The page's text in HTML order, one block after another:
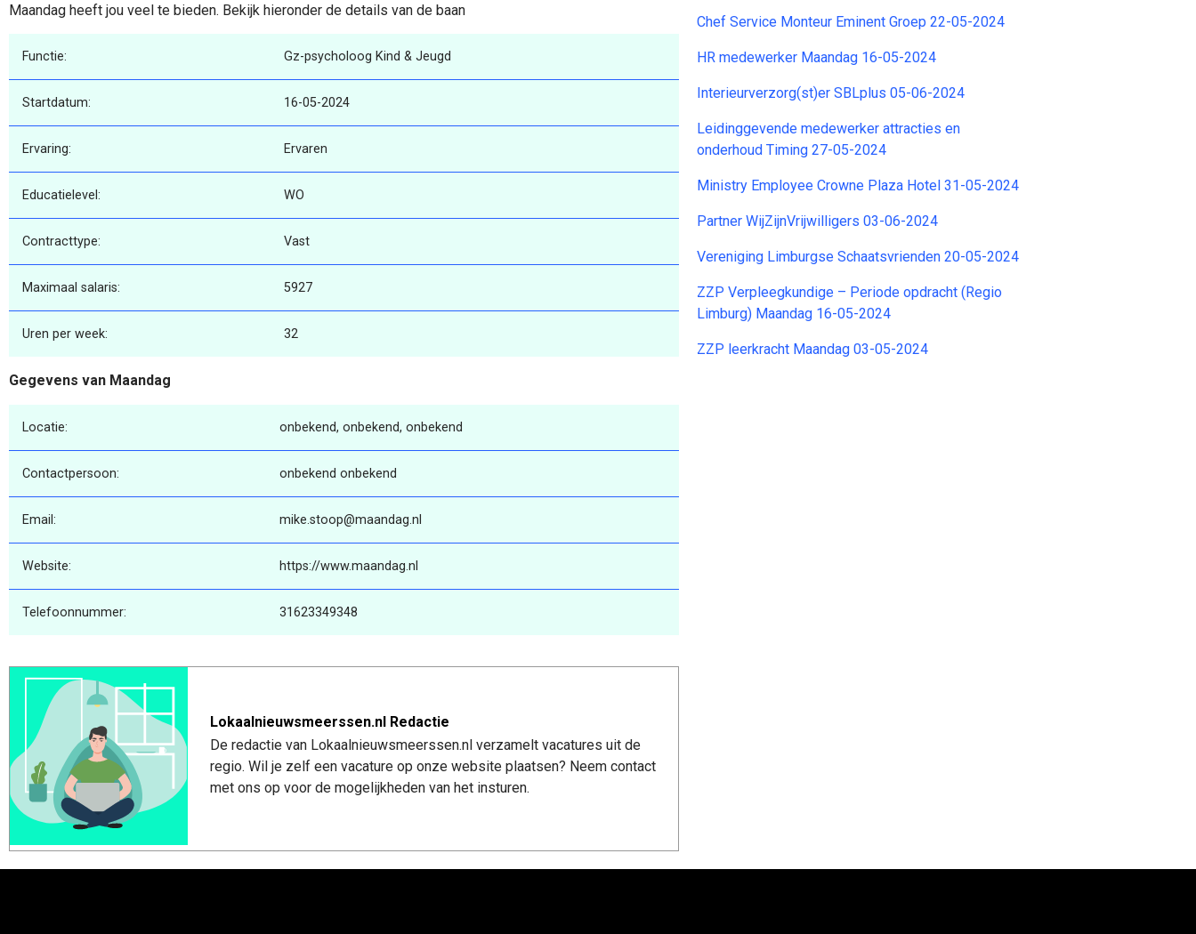
Maandag heeft jou veel te bieden. Bekijk hieronder de details van de baan
Functie: Gz-psycholoog Kind & Jeugd
Startdatum: 16-05-2024
Ervaring: Ervaren
Educatielevel: WO
Contracttype: Vast
Maximaal salaris: 5927
Uren per week: 32
Gegevens van Maandag
Locatie: onbekend, onbekend, onbekend
Contactpersoon: onbekend onbekend
Email: mike.stoop@maandag.nl
Website: https://www.maandag.nl
Telefoonnummer: 31623349348
Lokaalnieuwsmeerssen.nl Redactie
De redactie van Lokaalnieuwsmeerssen.nl verzamelt vacatures uit de
regio. Wil je zelf een vacature op onze website plaatsen? Neem contact
met ons op voor de mogelijkheden van het insturen.
Chef Service Monteur Eminent Groep 22-05-2024
HR medewerker Maandag 16-05-2024
Interieurverzorg(st)er SBLplus 05-06-2024
Leidinggevende medewerker attracties en
onderhoud Timing 27-05-2024
Ministry Employee Crowne Plaza Hotel 31-05-2024
Partner WijZijnVrijwilligers 03-06-2024
Vereniging Limburgse Schaatsvrienden 20-05-2024
ZZP Verpleegkundige – Periode opdracht (Regio
Limburg) Maandag 16-05-2024
ZZP leerkracht Maandag 03-05-2024